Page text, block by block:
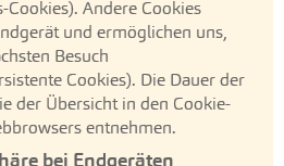
Andere Cookies
und ermöglichen uns,
Besuch
Cookies). Die Dauer der
der Übersicht in den Cookie-
entnehmen.
bei Endgeräten